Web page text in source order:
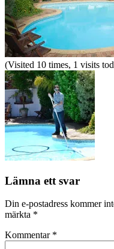
(Visited 10 times, 1 visits
Lämna ett svar
Din e-postadress kommer
märkta *
Kommentar *